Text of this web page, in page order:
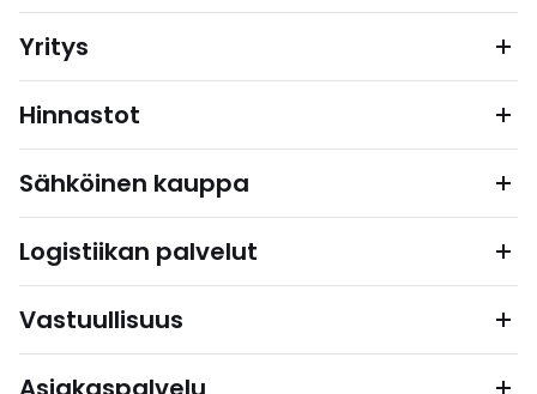
Yritys
Hinnastot
Sähköinen kauppa
Logistiikan palvelut
Vastuullisuus